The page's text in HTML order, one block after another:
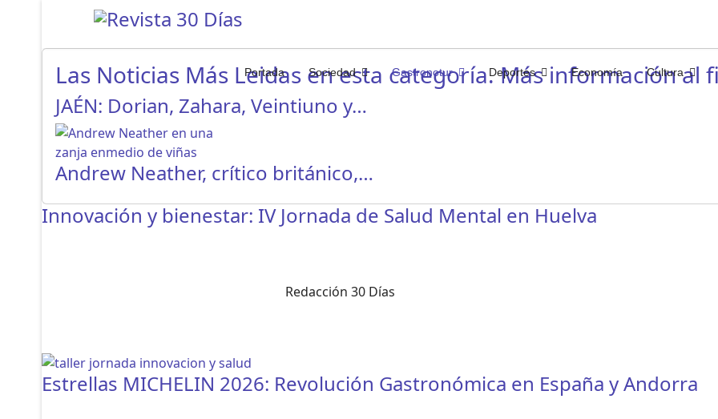
Portada Sociedad Gastronotur Deportes Economía Cultura
Las Noticias Más Leidas en esta categoría. Más información al
JAÉN: Dorian, Zahara, Veintiuno y…
Andrew Neather, crítico británico,…
Innovación y bienestar: IV Jornada de Salud Mental en Huelva
Redacción 30 Días
Estrellas MICHELIN 2026: Revolución Gastronómica en España y Andorra